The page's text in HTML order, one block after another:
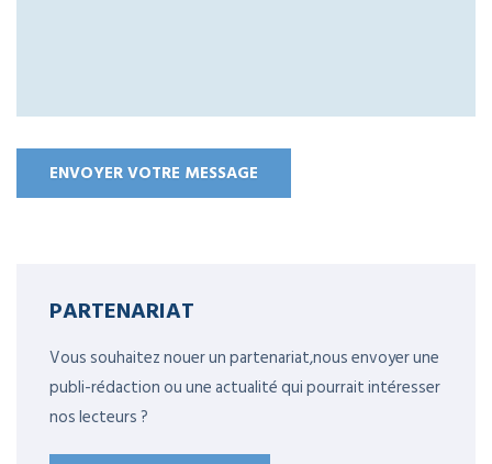
PARTENARIAT
Vous souhaitez nouer un partenariat,nous envoyer une
publi-rédaction ou une actualité qui pourrait intéresser
nos lecteurs ?